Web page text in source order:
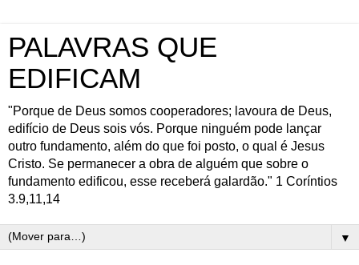
PALAVRAS QUE
EDIFICAM
"Porque de Deus somos cooperadores; lavoura de Deus,
edifício de Deus sois vós. Porque ninguém pode lançar
outro fundamento, além do que foi posto, o qual é Jesus
Cristo. Se permanecer a obra de alguém que sobre o
fundamento edificou, esse receberá galardão." 1 Coríntios
3.9,11,14
▼